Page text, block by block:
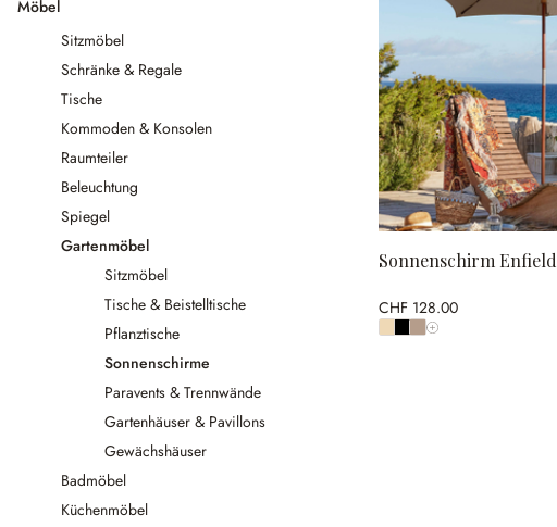
Möbel
Sitzmöbel
Schränke & Regale
Tische
Kommoden & Konsolen
Raumteiler
Beleuchtung
Spiegel
Gartenmöbel
Sitzmöbel
Tische & Beistelltische
Pflanztische
Sonnenschirme
Paravents & Trennwände
Gartenhäuser & Pavillons
Gewächshäuser
Badmöbel
Küchenmöbel
Sonnenschirm Enfield
CHF 128.00